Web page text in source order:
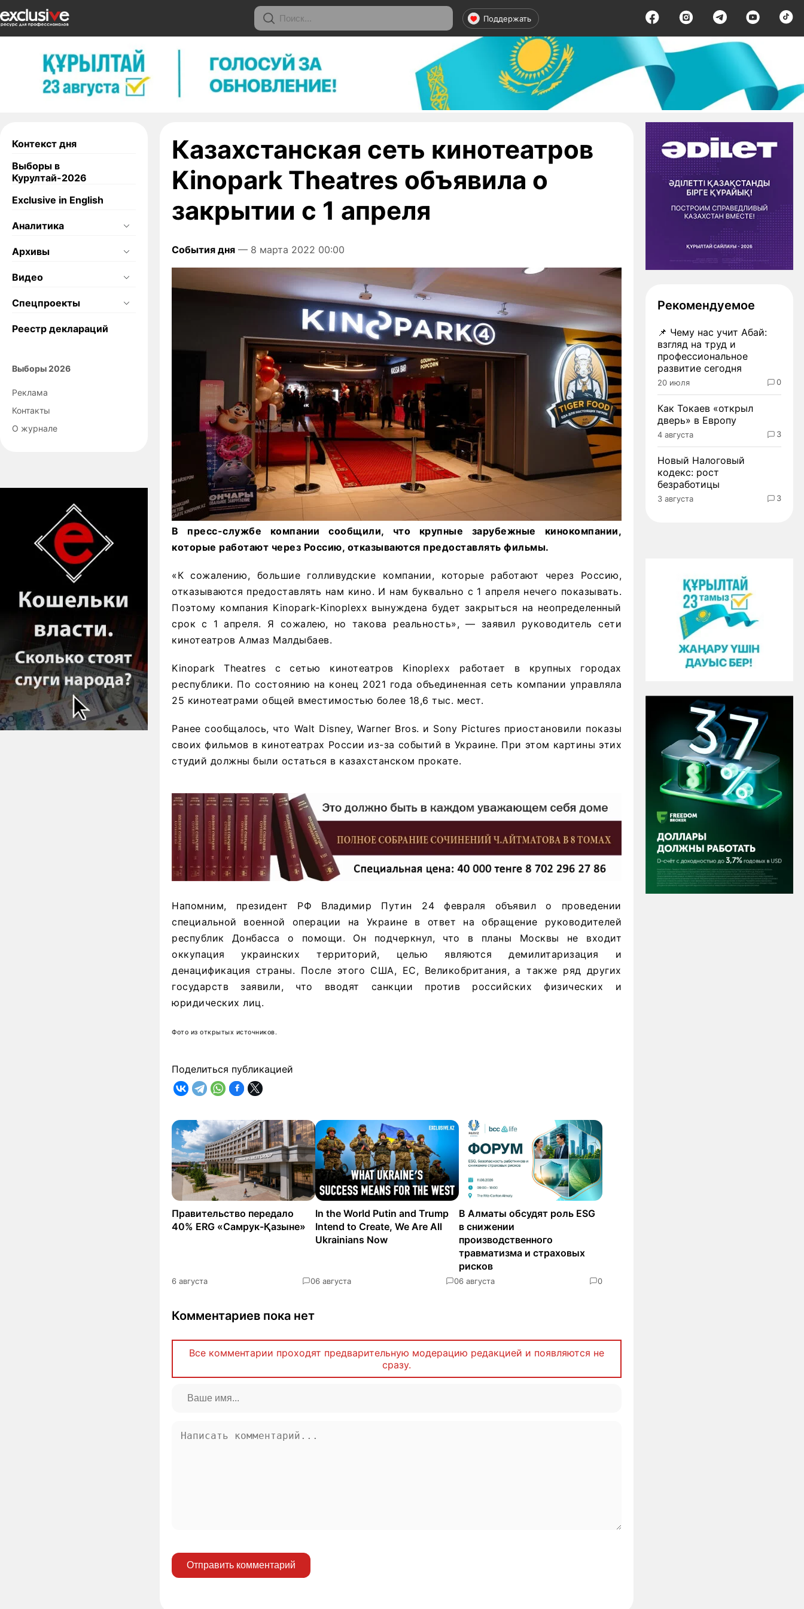
Поддержать
Контекст дня
Выборы в
Курултай-2026
Exclusive in English
Аналитика
Архивы
Видео
Спецпроекты
Реестр деклараций
Выборы 2026
Реклама
Контакты
О журнале
Казахстанская сеть кинотеатров
Kinopark Theatres объявила о
закрытии с 1 апреля
События дня — 8 марта 2022 00:00
В пресс-службе компании сообщили, что крупные зарубежные кинокомпании,
которые работают через Россию, отказываются предоставлять фильмы.
«К сожалению, большие голливудские компании, которые работают через Россию,
отказываются предоставлять нам кино. И нам буквально с 1 апреля нечего показывать.
Поэтому компания Kinopark-Kinoplexx вынуждена будет закрыться на неопределенный
срок с 1 апреля. Я сожалею, но такова реальность», — заявил руководитель сети
кинотеатров Алмаз Малдыбаев.
Kinopark Theatres с сетью кинотеатров Kinoplexx работает в крупных городах
республики. По состоянию на конец 2021 года объединенная сеть компании управляла
25 кинотеатрами общей вместимостью более 18,6 тыс. мест.
Ранее сообщалось, что Walt Disney, Warner Bros. и Sony Pictures приостановили показы
своих фильмов в кинотеатрах России из-за событий в Украине. При этом картины этих
студий должны были остаться в казахстанском прокате.
Напомним, президент РФ Владимир Путин 24 февраля объявил о проведении
специальной военной операции на Украине в ответ на обращение руководителей
республик Донбасса о помощи. Он подчеркнул, что в планы Москвы не входит
оккупация украинских территорий, целью являются демилитаризация и
денацификация страны. После этого США, ЕС, Великобритания, а также ряд других
государств заявили, что вводят санкции против российских физических и
юридических лиц.
Фото из открытых источников.
Поделиться публикацией
Правительство передало
40% ERG «Самрук-Қазыне»
6 августа 0
In the World Putin and Trump
Intend to Create, We Are All
Ukrainians Now
6 августа 0
В Алматы обсудят роль ESG
в снижении
производственного
травматизма и страховых
рисков
6 августа 0
Комментариев пока нет
Все комментарии проходят предварительную модерацию редакцией и появляются не
сразу.
Отправить комментарий
Рекомендуемое
📌 Чему нас учит Абай:
взгляд на труд и
профессиональное
развитие сегодня
20 июля 0
Как Токаев «открыл
дверь» в Европу
4 августа 3
Новый Налоговый
кодекс: рост
безработицы
3 августа 3